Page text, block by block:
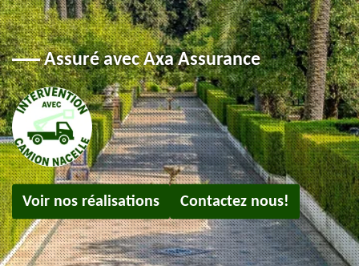
Assuré avec Axa Assurance
Voir nos réalisations Contactez nous!